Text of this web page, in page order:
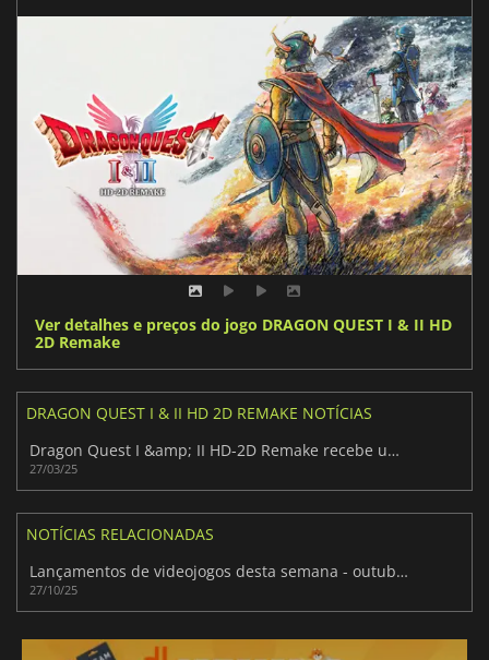
Ver detalhes e preços do jogo DRAGON QUEST I & II HD
2D Remake
DRAGON QUEST I & II HD 2D REMAKE NOTÍCIAS
Dragon Quest I &amp; II HD-2D Remake recebe um novo trailer na Nintendo Diret
27/03/25
NOTÍCIAS RELACIONADAS
Lançamentos de videojogos desta semana - outubro-novembro 2025 (Semana 44)
27/10/25